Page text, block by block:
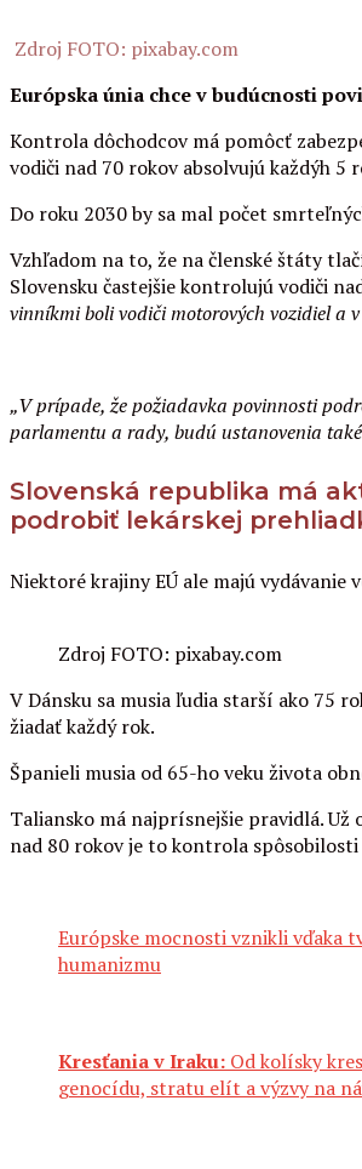
Zdroj FOTO: pixabay.com
Európska únia chce v budúcnosti
Kontrola dôchodcov má pomôcť
vodiči nad 70 rokov absolvujú každýh
Do roku 2030 by sa mal počet
Vzhľadom na to, že na členské štáty
Slovensku častejšie kontrolujú vodiči
vinníkmi boli vodiči motorových vozidiel a
„V prípade, že požiadavka povinnosti
parlamentu a rady, budú ustanovenia
Slovenská republika má
podrobiť lekárskej
Niektoré krajiny EÚ ale majú vydávanie
Zdroj FOTO: pixabay.com
V Dánsku sa musia ľudia starší ako 75
žiadať každý rok.
Španieli musia od 65-ho veku života
Taliansko má najprísnejšie pravidlá. Už
nad 80 rokov je to kontrola
Európske mocnosti vznikli vďaka
humanizmu
Kresťania v Iraku: Od kolísky
genocídu, stratu elít a výzvy na